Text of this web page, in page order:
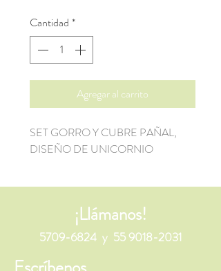
Cantidad *
Agregar al carrito
SET GORRO Y CUBRE PAÑAL,
DISEÑO DE UNICORNIO
¡Llámanos!
5709-6824 y 55 9018-2031